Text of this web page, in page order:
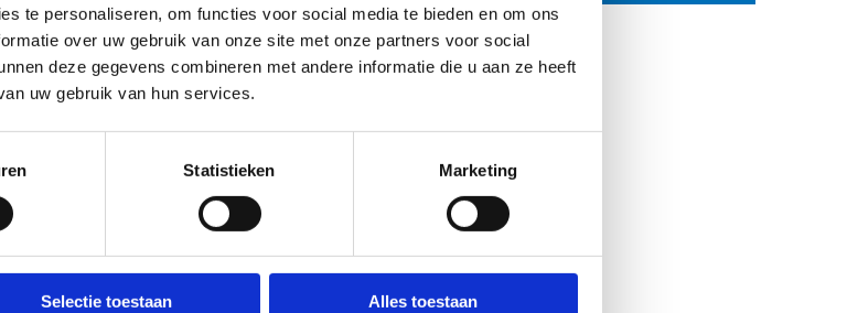
te personaliseren, om functies voor social media te bieden en om ons
over uw gebruik van onze site met onze partners voor social
deze gegevens combineren met andere informatie die u aan ze heeft
uw gebruik van hun services.
Statistieken Marketing
Selectie toestaan Alles toestaan